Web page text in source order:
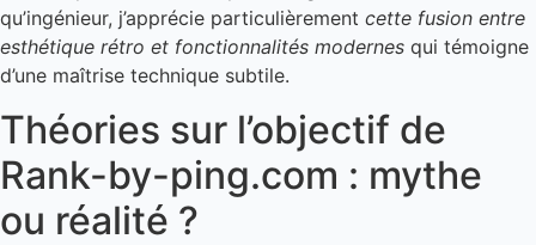
qu’ingénieur, j’apprécie particulièrement cette fusion entre
esthétique rétro et fonctionnalités modernes qui témoigne
d’une maîtrise technique subtile.
Théories sur l’objectif de
Rank-by-ping.com : mythe
ou réalité ?